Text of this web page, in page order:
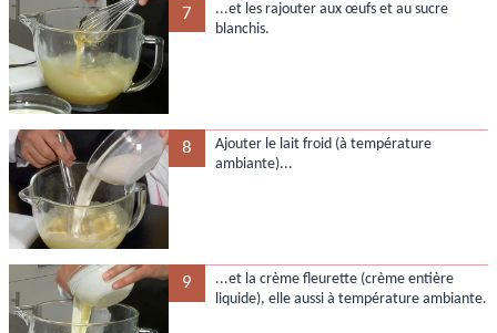
7
...et les rajouter aux œufs et au sucre
blanchis.
8
Ajouter le lait froid (à température
ambiante)...
9
...et la crème fleurette (crème entière
liquide), elle aussi à température ambiante.